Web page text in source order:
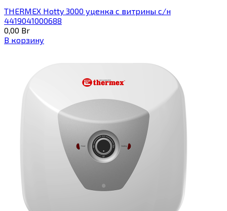
THERMEX Hotty 3000 уценка с витрины с/н
4419041000688
0,00 Br
В корзину